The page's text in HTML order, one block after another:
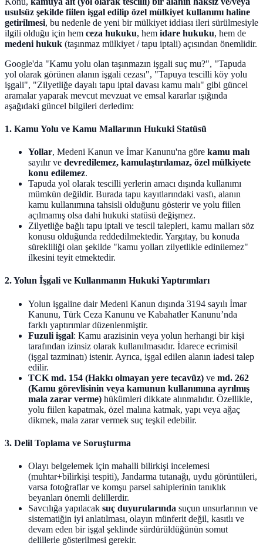
usulsüz şekilde fiilen işgal edilip özel mülkiyet kullanımı haline
getirilmesi, bu nedenle de yeni bir mülkiyet iddiası ileri sürülmesiyle
ilgili olduğu için hem ceza hukuku, hem idare hukuku, hem de
medeni hukuk (taşınmaz mülkiyet / tapu iptali) açısından önemlidir.
Google'da "Kamu yolu olan taşınmazın işgali suç mu?", "Tapuda
yol olarak görünen alanın işgali cezası", "Tapuya tescilli köy yolu
işgali", "Zilyetliğe dayalı tapu iptal davası kamu malı" gibi güncel
aramalar yaparak mevcut mevzuat ve emsal kararlar ışığında
aşağıdaki güncel bilgileri derledim:
1. Kamu Yolu ve Kamu Mallarının Hukuki Statüsü
Yollar, Medeni Kanun ve İmar Kanunu'na göre kamu malı
sayılır ve devredilemez, kamulaştırılamaz, özel mülkiyete
konu edilemez.
Tapuda yol olarak tescilli yerlerin amacı dışında kullanımı
mümkün değildir. Burada tapu kayıtlarındaki vasfı, alanın
kamu kullanımına tahsisli olduğunu gösterir ve yolu fiilen
açılmamış olsa dahi hukuki statüsü değişmez.
Zilyetliğe bağlı tapu iptali ve tescil talepleri, kamu malları söz
konusu olduğunda reddedilmektedir. Yargıtay, bu konuda
sürekliliği olan şekilde "kamu yolları zilyetlikle edinilemez"
ilkesini teyit etmektedir.
2.Yolun İşgali ve Kullanmanın Hukuki Yaptırımları
Yolun işgaline dair Medeni Kanun dışında 3194 sayılı İmar
Kanunu, Türk Ceza Kanunu ve Kabahatler Kanunu’nda
farklı yaptırımlar düzenlenmiştir.
Fuzuli işgal: Kamu arazisinin veya yolun herhangi bir kişi
tarafından izinsiz olarak kullanılmasıdır. İdarece ecrimisil
(işgal tazminatı) istenir. Ayrıca, işgal edilen alanın iadesi talep
edilir.
TCK md. 154 (Hakkı olmayan yere tecavüz) ve md. 262
(Kamu görevlisinin veya kamunun kullanımına ayrılmış
mala zarar verme) hükümleri dikkate alınmalıdır. Özellikle,
yolu fiilen kapatmak, özel malına katmak, yapı veya ağaç
dikmek, mala zarar vermek suç teşkil edebilir.
3. Delil Toplama ve Soruşturma
Olayı belgelemek için mahalli bilirkişi incelemesi
(muhtar+bilirkişi tespiti), Jandarma tutanağı, uydu görüntüleri,
varsa fotoğraflar ve komşu parsel sahiplerinin tanıklık
beyanları önemli delillerdir.
Savcılığa yapılacak suç duyurularında suçun unsurlarının ve
sistematiğin iyi anlatılması, olayın münferit değil, kasıtlı ve
devam eden bir işgal şeklinde sürdürüldüğünün somut
delillerle gösterilmesi gerekir.